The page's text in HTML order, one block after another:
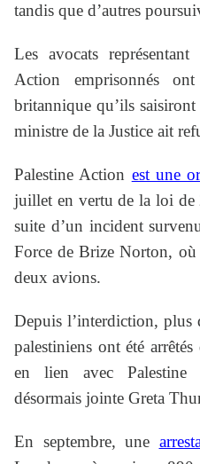
tandis que d’autres
Les avocats
Action emprisonnés
britannique qu’ils
ministre de la Justice ait
Palestine Action est une
juillet en vertu de la loi de
suite d’un incident
Force de Brize Norton,
deux avions.
Depuis l’interdiction, plus
palestiniens ont été
en lien avec Palestine
désormais jointe Greta
En septembre, une